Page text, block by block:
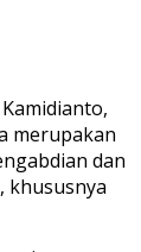
merupakan
dan
khususnya